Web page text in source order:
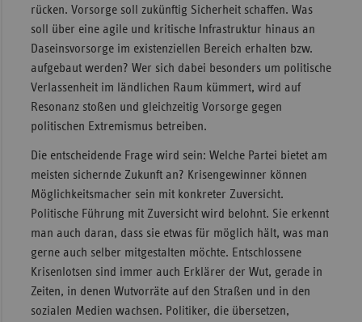
rücken. Vorsorge soll zukünftig Sicherheit schaffen. Was
soll über eine agile und kritische Infrastruktur hinaus an
Daseinsvorsorge im existenziellen Bereich erhalten bzw.
aufgebaut werden? Wer sich dabei besonders um politische
Verlassenheit im ländlichen Raum kümmert, wird auf
Resonanz stoßen und gleichzeitig Vorsorge gegen
politischen Extremismus betreiben.
Die entscheidende Frage wird sein: Welche Partei bietet am
meisten sichernde Zukunft an? Krisengewinner können
Möglichkeitsmacher sein mit konkreter Zuversicht.
Politische Führung mit Zuversicht wird belohnt. Sie erkennt
man auch daran, dass sie etwas für möglich hält, was man
gerne auch selber mitgestalten möchte. Entschlossene
Krisenlotsen sind immer auch Erklärer der Wut, gerade in
Zeiten, in denen Wutvorräte auf den Straßen und in den
sozialen Medien wachsen. Politiker, die übersetzen,